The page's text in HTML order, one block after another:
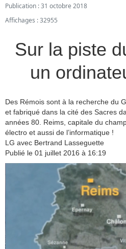
Publication : 31 octobre 2018
Affichages : 32955
Sur la piste
un
Des Rémois sont à la recherche du
et fabriqué dans la cité des Sacres
années 80. Reims, capitale du
électro et aussi de l’informatique !
LG avec Bertrand Lasseguette
Publié le 01 juillet 2016 à 16:19